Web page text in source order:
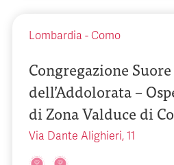
Lombardia - Como
Congregazione
dell’Addolorata –
di Zona Valduce di
Via Dante Alighieri, 11